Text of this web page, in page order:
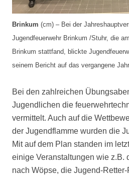
Brinkum (cm) – Bei der
Jugendfeuerwehr Brinkum /Stuhr, die
Brinkum stattfand, blickte
seinem Bericht auf das vergangene
Bei den zahlreichen
Jugendlichen die
vermittelt. Auch auf die
der Jugendflamme wurden die
Mit auf dem Plan standen im
einige Veranstaltungen wie z.B.
nach Wöpse, die Jugend-